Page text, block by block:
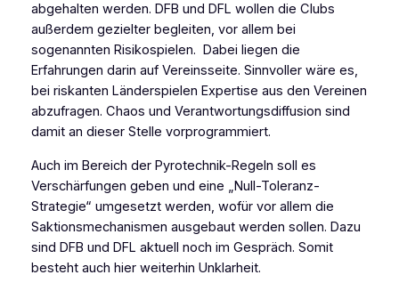
abgehalten werden. DFB und DFL wollen die Clubs
außerdem gezielter begleiten, vor allem bei
sogenannten Risikospielen. Dabei liegen die
Erfahrungen darin auf Vereinsseite. Sinnvoller wäre es,
bei riskanten Länderspielen Expertise aus den Vereinen
abzufragen. Chaos und Verantwortungsdiffusion sind
damit an dieser Stelle vorprogrammiert.
Auch im Bereich der Pyrotechnik-Regeln soll es
Verschärfungen geben und eine „Null-Toleranz-
Strategie“ umgesetzt werden, wofür vor allem die
Saktionsmechanismen ausgebaut werden sollen. Dazu
sind DFB und DFL aktuell noch im Gespräch. Somit
besteht auch hier weiterhin Unklarheit.